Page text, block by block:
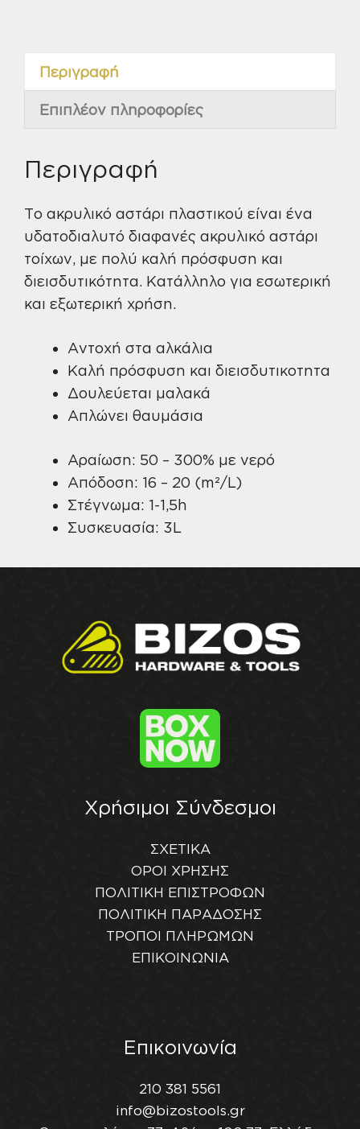
Περιγραφή
Επιπλέον πληροφορίες
Περιγραφή
Το ακρυλικό αστάρι πλαστικού είναι ένα
υδατοδιαλυτό διαφανές ακρυλικό αστάρι
τοίχων, με πολύ καλή πρόσφυση και
διεισδυτικότητα. Κατάλληλο για εσωτερική
και εξωτερική χρήση.
Αντοχή στα αλκάλια
Καλή πρόσφυση και διεισδυτικοτητα
Δουλεύεται μαλακά
Απλώνει θαυμάσια
Αραίωση: 50 – 300% με νερό
Απόδοση: 16 – 20 (m²/L)
Στέγνωμα: 1-1,5h
Συσκευασία: 3L
Χρήσιμοι Σύνδεσμοι
ΣΧΕΤΙΚΑ
ΟΡΟΙ ΧΡΗΣΗΣ
ΠΟΛΙΤΙΚΗ ΕΠΙΣΤΡΟΦΩΝ
ΠΟΛΙΤΙΚΗ ΠΑΡΑΔΟΣΗΣ
ΤΡΟΠΟΙ ΠΛΗΡΩΜΩΝ
ΕΠΙΚΟΙΝΩΝΙΑ
Επικοινωνία
210 381 5561
info@bizostools.gr